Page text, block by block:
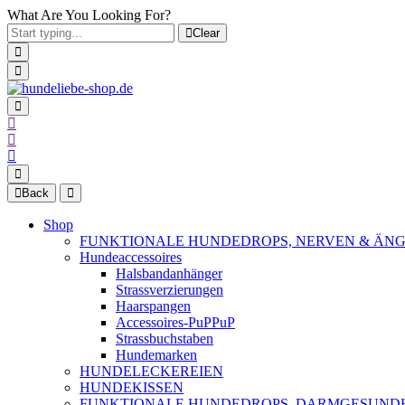
What Are You Looking For?
Clear
Back
Shop
FUNKTIONALE HUNDEDROPS, NERVEN &
Hundeaccessoires
Halsbandanhänger
Strassverzierungen
Haarspangen
Accessoires-PuPPuP
Strassbuchstaben
Hundemarken
HUNDELECKEREIEN
HUNDEKISSEN